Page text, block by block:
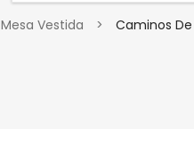
Mesa Vestida > Caminos